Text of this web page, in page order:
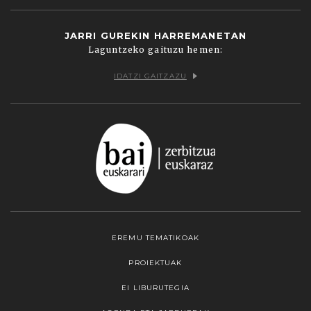
JARRI GUREKIN HARREMANETAN
Laguntzeko gaituzu hemen:
IDATZI GAITZAZU
EREMU TEMATIKOAK
PROIEKTUAK
EI LIBURUTEGIA